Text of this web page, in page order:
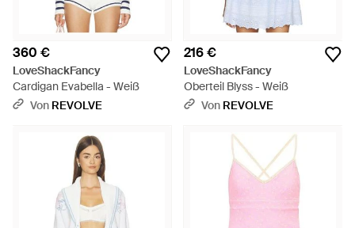
360 €
LoveShackFancy
Cardigan Evabella - Weiß
Von REVOLVE
216 €
LoveShackFancy
Oberteil Blyss - Weiß
Von REVOLVE